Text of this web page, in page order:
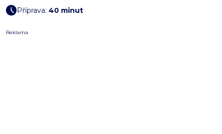
Příprava: 40 minut
Reklama